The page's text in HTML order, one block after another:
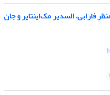
فارابی، السدیر مک‌اینتایر و جان‌